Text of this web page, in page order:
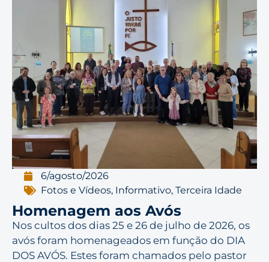
6/agosto/2026
Fotos e Vídeos, Informativo,Terceira Idade
Homenagem aos Avós
Nos cultos dos dias 25 e 26 de julho de 2026, os
avós foram homenageados em função do DIA
DOS AVÓS. Estes foram chamados pelo pastor